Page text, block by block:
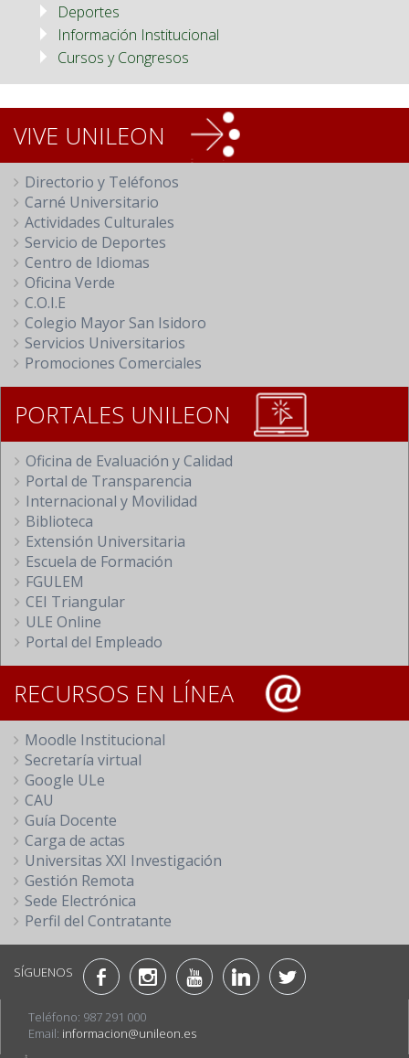
Deportes
Información Institucional
Cursos y Congresos
VIVE UNILEON
Directorio y Teléfonos
Carné Universitario
Actividades Culturales
Servicio de Deportes
Centro de Idiomas
Oficina Verde
C.O.I.E
Colegio Mayor San Isidoro
Servicios Universitarios
Promociones Comerciales
PORTALES UNILEON
Oficina de Evaluación y Calidad
Portal de Transparencia
Internacional y Movilidad
Biblioteca
Extensión Universitaria
Escuela de Formación
FGULEM
CEI Triangular
ULE Online
Portal del Empleado
RECURSOS EN LÍNEA
Moodle Institucional
Secretaría virtual
Google ULe
CAU
Guía Docente
Carga de actas
Universitas XXI Investigación
Gestión Remota
Sede Electrónica
Perfil del Contratante
SÍGUENOS
Teléfono: 987 291 000
Email: informacion@unileon.es